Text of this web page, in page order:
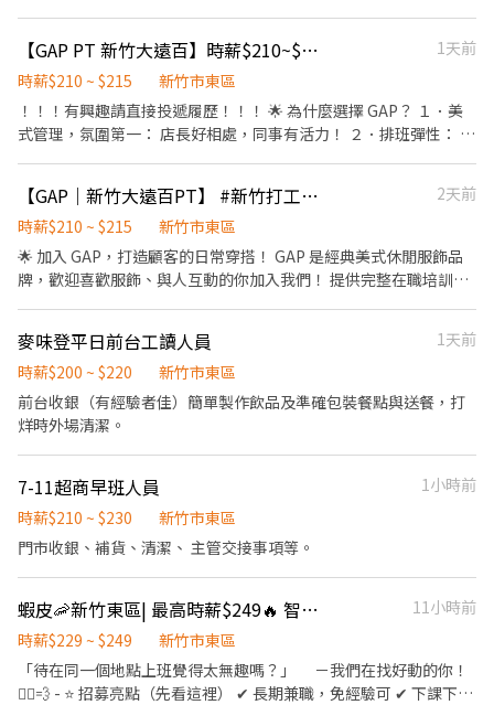
【GAP PT 新竹大遠百】時薪$210~$215・無經驗可・排班超彈性！
1天前
時薪$210 ~ $215
新竹市東區
！！！有興趣請直接投遞履歷！！！ 🌟 為什麼選擇 GAP？ １．美
式管理，氛圍第一： 店長好相處，同事有活力！ ２．排班彈性： 每
職場起點！ ４．營運穩定，安心打工 🕶 工作內容 １．提供顧客良
好的服務 ２．提供個人穿搭建議 ３．輔助陳列工作，維持良好的購
物環境 🕒 我們希望你（排班需求） 每次排班至少 4 小時，每週至少
排 20 小時。 ．平日： 每週能給班 3 天(含)以上 ．假日： 每月 8 天
07:00上班；最晚半夜01:00下班
【GAP｜新竹大遠百PT】 #新竹打工首選❗️
2天前
時薪$210 ~ $215
新竹市東區
🌟 加入 GAP，打造顧客的日常穿搭！ GAP 是經典美式休閒服飾品
牌，歡迎喜歡服飾、與人互動的你加入我們！ 提供完整在職培訓，
境 🙋【我們在找這樣的你】 • 喜歡與人互動，具良好溝通能力 •
對服飾、穿搭或零售服務有興趣 • 願意學習，具服務熱忱 🕘【排班
需求】 • 上班時段：07:00–23:00（可彈性排班） • 每次至少 4 小
時，每週至少 20 小時 • 每週可配合假日排班至少 1 天 • 進貨日需
麥味登平日前台工讀人員
1天前
時薪$200 ~ $220
新竹市東區
前台收銀（有經驗者佳）簡單製作飲品及準確包裝餐點與送餐，打
烊時外場清潔。
7-11超商早班人員
1小時前
時薪$210 ~ $230
新竹市東區
門市收銀、補貨、清潔、 主管交接事項等。
蝦皮🦐新竹東區| 最高時薪$249🔥 智取店 #蝦皮店到店 #免經驗可
11小時前
時薪$229 ~ $249
新竹市東區
「待在同一個地點上班覺得太無趣嗎？」 －我們在找好動的你！
🏃‍♀️💨 - ⭐ 招募亮點（先看這裡） ✔ 長期兼職，免經驗可 ✔ 下課下班